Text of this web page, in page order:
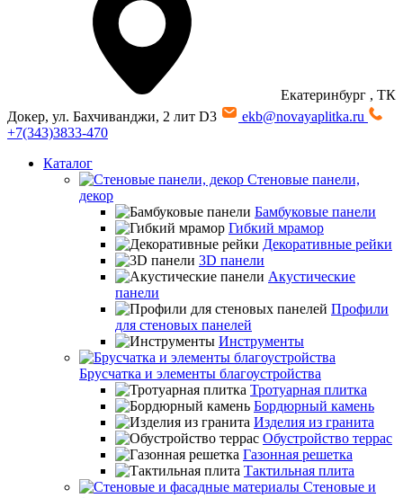
Екатеринбург , ТК
Докер, ул. Бахчиванджи, 2 лит D3
ekb@novayaplitka.ru
+7(343)3833-470
Каталог
Стеновые панели,
декор
Бамбуковые панели
Гибкий мрамор
Декоративные рейки
3D панели
Акустические
панели
Профили
для стеновых панелей
Инструменты
Брусчатка и элементы благоустройства
Тротуарная плитка
Бордюрный камень
Изделия из гранита
Обустройство террас
Газонная решетка
Тактильная плита
Стеновые и